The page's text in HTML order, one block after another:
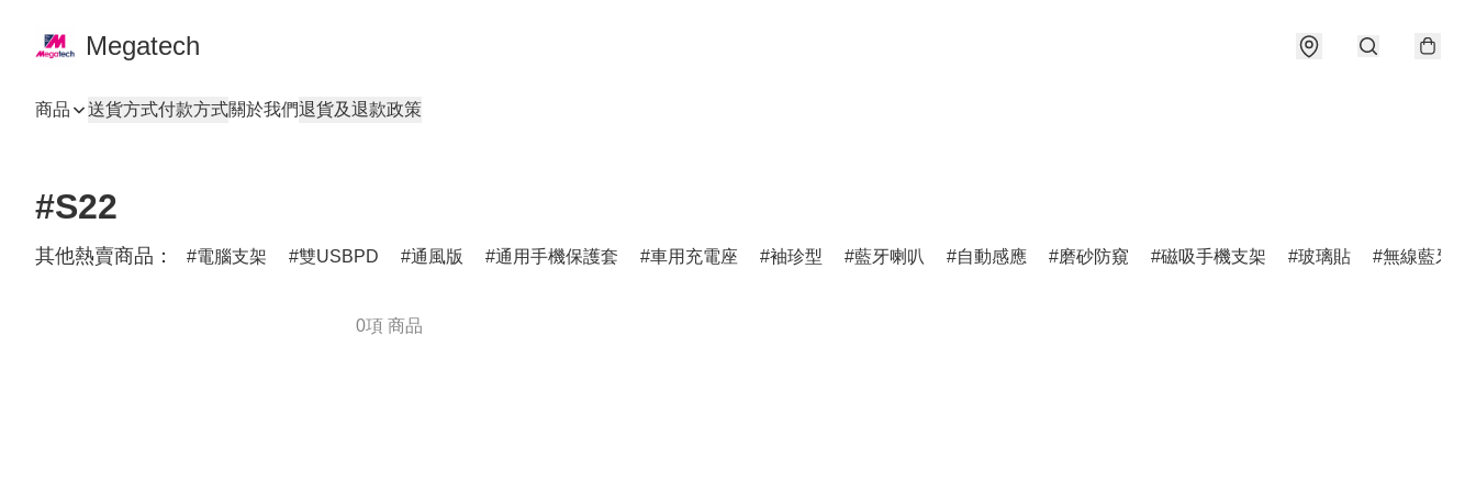
Megatech
商品 送貨方式付款方式關於我們退貨及退款政策
#S22
其他熱賣商品： 電腦支架 雙USBPD 通風版 通用手機保護套 車用充電座 袖珍型 藍牙喇叭 自動感應 磨砂防窺 磁吸手機支架 玻璃貼 無線藍牙耳
0項 商品